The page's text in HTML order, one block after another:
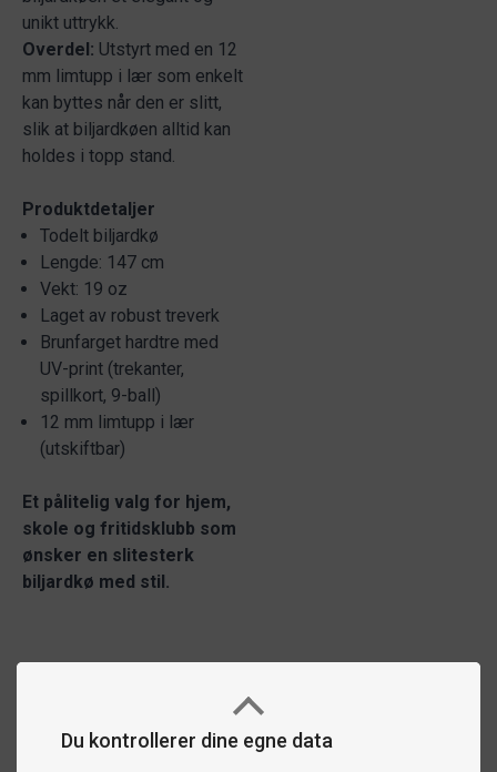
Du kontrollerer dine egne data
unikt uttrykk.
Overdel: Utstyrt med en 12
mm limtupp i lær som enkelt
kan byttes når den er slitt,
slik at biljardkøen alltid kan
holdes i topp stand.
Produktdetaljer
Todelt biljardkø
Lengde: 147 cm
Vekt: 19 oz
Laget av robust treverk
Brunfarget hardtre med
UV-print (trekanter,
spillkort, 9-ball)
12 mm limtupp i lær
(utskiftbar)
Et pålitelig valg for hjem,
skole og fritidsklubb som
ønsker en slitesterk
biljardkø med stil.